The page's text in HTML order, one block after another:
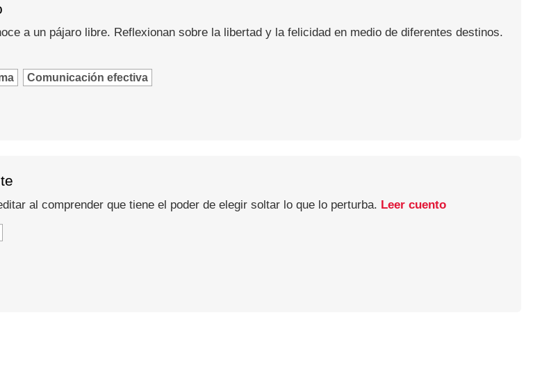
a un pájaro libre. Reflexionan sobre la libertad y la felicidad en medio de diferentes destinos.
Comunicación efectiva
al comprender que tiene el poder de elegir soltar lo que lo perturba. Leer cuento